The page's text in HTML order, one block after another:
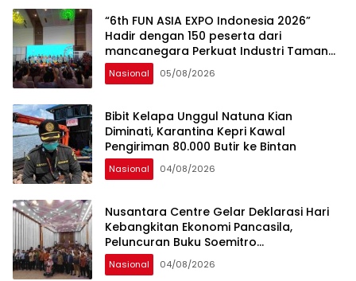
“6th FUN ASIA EXPO Indonesia 2026”
Hadir dengan 150 peserta dari
mancanegara Perkuat Industri Taman
Rekreasi dan Ekosistem Pariwisata di
Tanah Air
Nasional 05/08/2026
Bibit Kelapa Unggul Natuna Kian
Diminati, Karantina Kepri Kawal
Pengiriman 80.000 Butir ke Bintan
Nasional 04/08/2026
Nusantara Centre Gelar Deklarasi Hari
Kebangkitan Ekonomi Pancasila,
Peluncuran Buku Soemitro
Djojohadikusumo Anti Penjajahan
(Pergolakan Ekonomi Politik Indonesia) &
Nasional 04/08/2026